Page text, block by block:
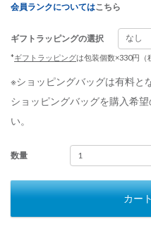
会員ランクについてはこちら
ギフトラッピングの選択
*ギフトラッピングは包装個数×330円（
※ショッピングバッグは有料と
ショッピングバッグを購入希望
い。
数量
カー